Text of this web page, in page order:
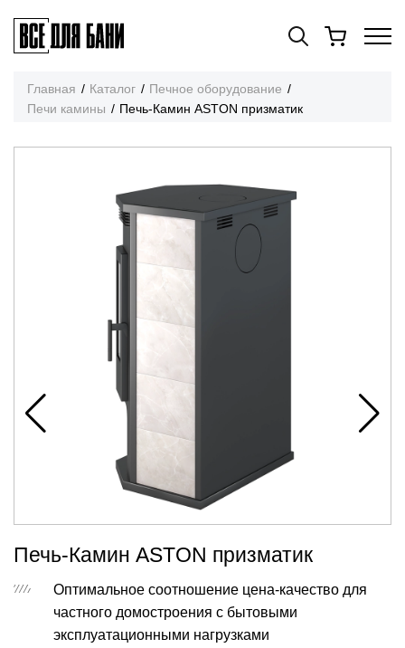
Главная Каталог
Печное оборудование
Печи камины
Печь-Камин ASTON призматик
Печь-Камин ASTON призматик
Оптимальное соотношение цена-качество для
частного домостроения с бытовыми
эксплуатационными нагрузками